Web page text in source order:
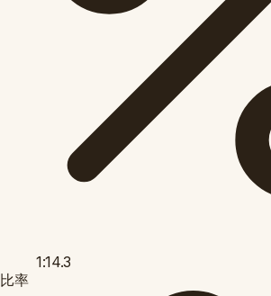
1:14.3
比率